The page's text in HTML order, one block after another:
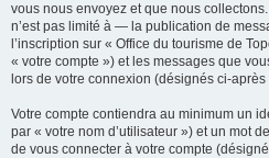
vous nous envoyez et que nous
n’est pas limité à — la publication de
l’inscription sur « Office du tourisme de
« votre compte ») et les messages que
lors de votre connexion (désignés ci-
Votre compte contiendra au minimum un
par « votre nom d’utilisateur ») et un mot
de vous connecter à votre compte